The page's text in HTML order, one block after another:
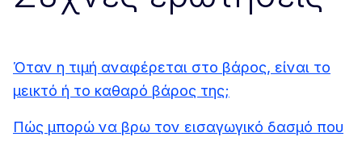
Όταν η τιμή αναφέρεται στο βάρος, είναι το
μεικτό ή το καθαρό βάρος της;
Πώς μπορώ να βρω τον εισαγωγικό δασμό που